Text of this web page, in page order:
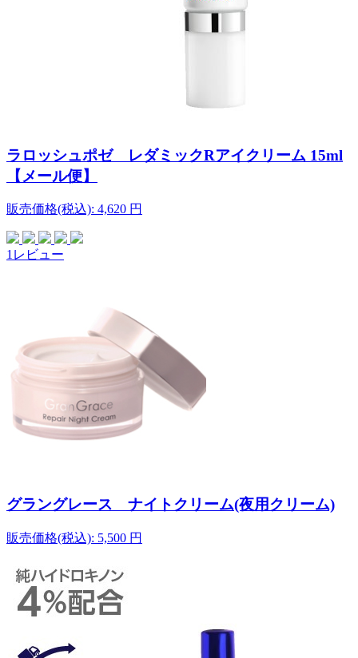
ラロッシュポゼ レダミックRアイクリーム 15ml
【メール便】
販売価格(税込): 4,620 円
1レビュー
グラングレース ナイトクリーム(夜用クリーム)
販売価格(税込): 5,500 円